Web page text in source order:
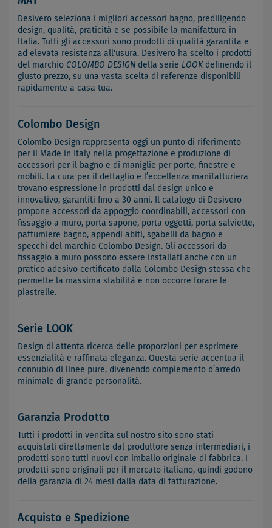
Desivero seleziona i migliori accessori bagno, prediligendo
design, qualità, praticità e se possibile la manifattura in
Italia. Tutti gli accessori sono prodotti di qualità garantita e
ad elevata resistenza all'usura. Desivero ha scelto i prodotti
del marchio COLOMBO DESIGN della serie LOOKdefinendo il
giusto prezzo, su una vasta scelta di referenze disponibili
rapidamente a casa tua.
Colombo Design
Colombo Design rappresenta oggi un punto di riferimento
per il Made in Italy nella progettazione e produzione di
accessori per il bagno e di maniglie per porte, finestre e
mobili. La cura per il dettaglio e l’eccellenza manifatturiera
trovano espressione in prodotti dal design unico e
innovativo, garantiti fino a 30 anni. Il catalogo di Desivero
propone accessori da appoggio coordinabili, accessori con
fissaggio a muro, porta sapone, porta oggetti, porta salviette,
pattumiere bagno, appendi abiti, sgabelli da bagno e
specchi del marchio Colombo Design. Gli accessori da
fissaggio a muro possono essere installati anche con un
pratico adesivo certificato dalla Colombo Design stessa che
permette la massima stabilità e non occorre forare le
piastrelle.
Serie LOOK
Design di attenta ricerca delle proporzioni per esprimere
essenzialità e raffinata eleganza. Questa serie accentua il
connubio di linee pure, divenendo complemento d’arredo
minimale di grande personalità.
Garanzia Prodotto
Tutti i prodotti in vendita sul nostro sito sono stati
acquistati direttamente dal produttore senza intermediari, i
prodotti sono tutti nuovi con imballo originale di fabbrica. I
prodotti sono originali per il mercato italiano, quindi godono
della garanzia di 24 mesi dalla data di fatturazione.
Acquisto e Spedizione